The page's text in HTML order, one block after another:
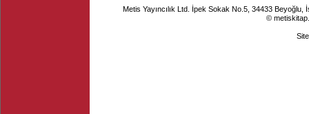
Metis Yayıncılık Ltd. İpek Sokak No.5, 34433
©